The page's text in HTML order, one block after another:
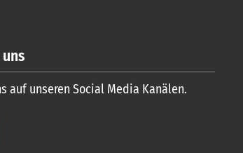
auf unseren Social Media Kanälen.